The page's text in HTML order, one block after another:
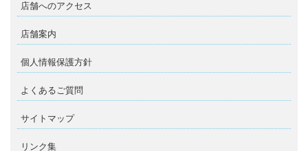
店舗へのアクセス
店舗案内
個人情報保護方針
よくあるご質問
サイトマップ
リンク集